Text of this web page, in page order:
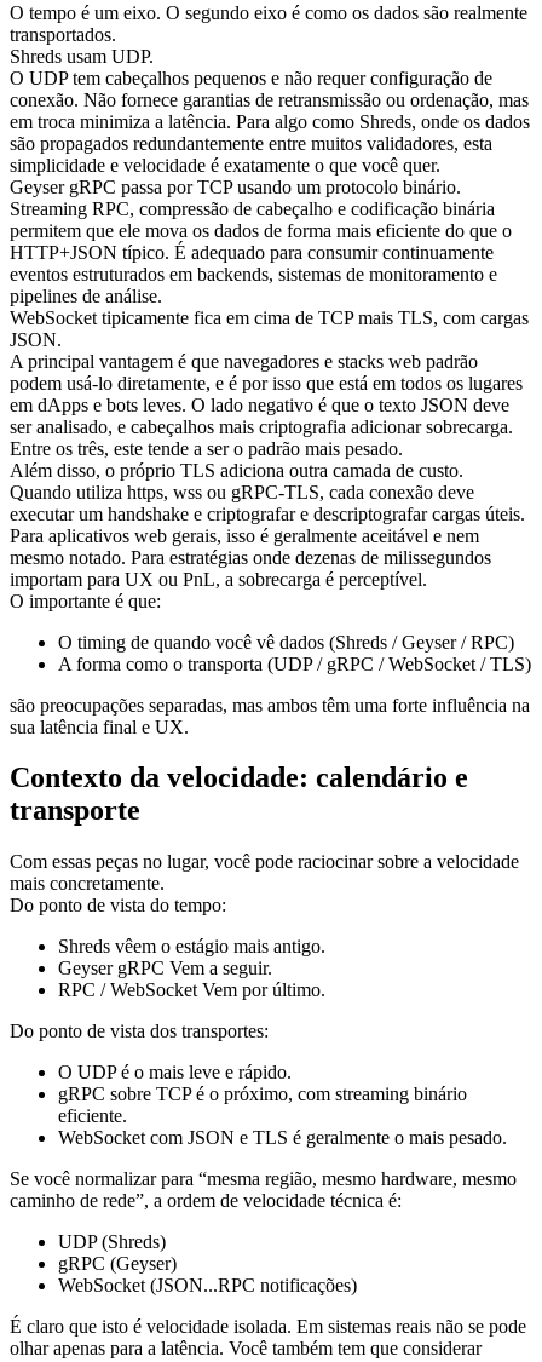
O tempo é um eixo. O segundo eixo é como os dados são realmente
transportados.
Shreds usam UDP.
O UDP tem cabeçalhos pequenos e não requer configuração de
conexão. Não fornece garantias de retransmissão ou ordenação, mas
em troca minimiza a latência. Para algo como Shreds, onde os dados
são propagados redundantemente entre muitos validadores, esta
simplicidade e velocidade é exatamente o que você quer.
Geyser gRPC passa por TCP usando um protocolo binário.
Streaming RPC, compressão de cabeçalho e codificação binária
permitem que ele mova os dados de forma mais eficiente do que o
HTTP+JSON típico. É adequado para consumir continuamente
eventos estruturados em backends, sistemas de monitoramento e
pipelines de análise.
WebSocket tipicamente fica em cima de TCP mais TLS, com cargas
JSON.
A principal vantagem é que navegadores e stacks web padrão
podem usá-lo diretamente, e é por isso que está em todos os lugares
em dApps e bots leves. O lado negativo é que o texto JSON deve
ser analisado, e cabeçalhos mais criptografia adicionar sobrecarga.
Entre os três, este tende a ser o padrão mais pesado.
Além disso, o próprio TLS adiciona outra camada de custo.
Quando utiliza https, wss ou gRPC-TLS, cada conexão deve
executar um handshake e criptografar e descriptografar cargas úteis.
Para aplicativos web gerais, isso é geralmente aceitável e nem
mesmo notado. Para estratégias onde dezenas de milissegundos
importam para UX ou PnL, a sobrecarga é perceptível.
O importante é que:
O timing de quando você vê dados (Shreds / Geyser / RPC)
A forma como o transporta (UDP / gRPC / WebSocket / TLS)
são preocupações separadas, mas ambos têm uma forte influência na
sua latência final e UX.
Contexto da velocidade: calendário e
transporte
Com essas peças no lugar, você pode raciocinar sobre a velocidade
mais concretamente.
Do ponto de vista do tempo:
Shreds vêem o estágio mais antigo.
Geyser gRPC Vem a seguir.
RPC / WebSocket Vem por último.
Do ponto de vista dos transportes:
O UDP é o mais leve e rápido.
gRPC sobre TCP é o próximo, com streaming binário
eficiente.
WebSocket com JSON e TLS é geralmente o mais pesado.
Se você normalizar para “mesma região, mesmo hardware, mesmo
caminho de rede”, a ordem de velocidade técnica é:
UDP (Shreds)
gRPC (Geyser)
WebSocket (JSON...RPC notificações)
É claro que isto é velocidade isolada. Em sistemas reais não se pode
olhar apenas para a latência. Você também tem que considerar